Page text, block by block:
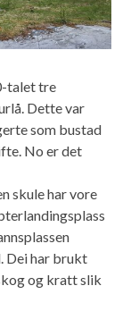
talet tre
Dette var
som bustad
No er det
skule har vore
Dei har brukt
og kratt slik